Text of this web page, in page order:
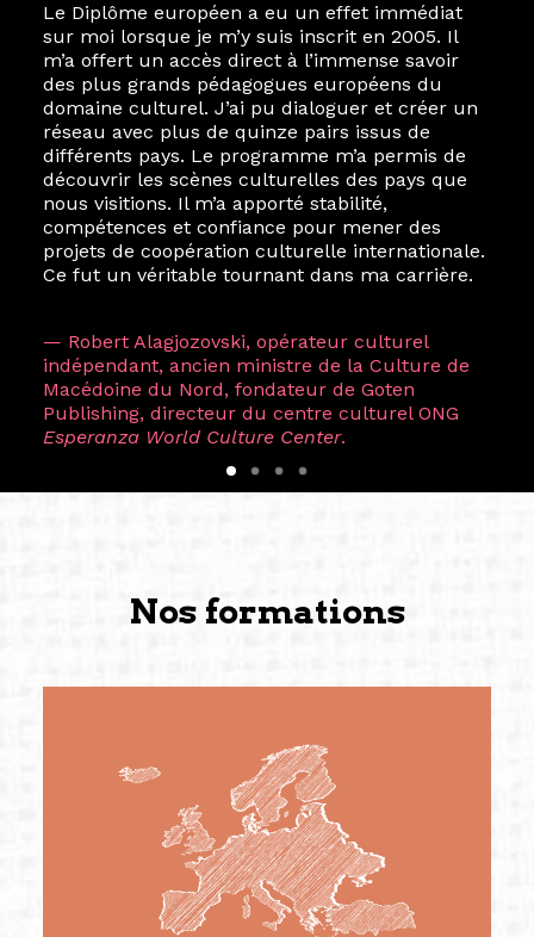
Le Diplôme européen a eu un effet immédiat
sur moi lorsque je m’y suis inscrit en 2005. Il
m’a offert un accès direct à l’immense savoir
des plus grands pédagogues européens du
domaine culturel. J’ai pu dialoguer et créer un
réseau avec plus de quinze pairs issus de
différents pays. Le programme m’a permis de
découvrir les scènes culturelles des pays que
nous visitions. Il m’a apporté stabilité,
compétences et confiance pour mener des
projets de coopération culturelle internationale.
Ce fut un véritable tournant dans ma carrière.
— Robert Alagjozovski, opérateur culturel
indépendant, ancien ministre de la Culture de
Macédoine du Nord, fondateur de Goten
Publishing, directeur du centre culturel ONG
Esperanza World Culture Center.
Nos formations